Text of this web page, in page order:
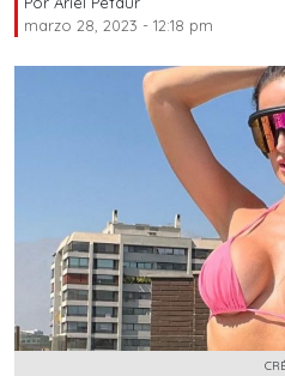
marzo 28, 2023 - 12:18 pm